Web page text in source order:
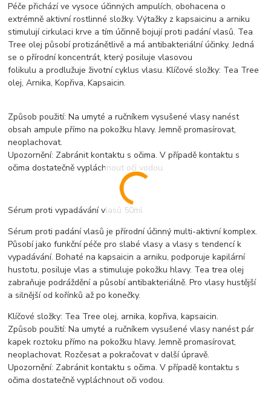
Péče přichází ve vysoce účinných ampulích, obohacena o
extrémně aktivní rostlinné složky. Výtažky z kapsaicinu a arniku
stimulují cirkulaci krve a tím účinně bojují proti padání vlasů. Tea
Tree olej působí protizánětlivě a má antibakteriální účinky. Jedná
se o přírodní koncentrát, který posiluje vlasovou
folikulu a prodlužuje životní cyklus vlasu. Klíčové složky: Tea Tree
olej, Arnika, Kopřiva, Kapsaicin.
Způsob použití: Na umyté a ručníkem vysušené vlasy nanést
obsah ampule přímo na pokožku hlavy. Jemně promasírovat,
neoplachovat.
Upozornění: Zabránit kontaktu s očima. V případě kontaktu s
očima dostatečně vypláchnout oči vodou.
Sérum proti vypadávání vlasů 50ml
Sérum proti padání vlasů je přírodní účinný multi-aktivní komplex.
Působí jako funkční péče pro slabé vlasy a vlasy s tendencí k
vypadávání. Bohaté na kapsaicin a arniku, podporuje kapilární
hustotu, posiluje vlas a stimuluje pokožku hlavy. Tea trea olej
zabraňuje podráždění a působí antibakteriálně. Pro vlasy hustější
a silnější od kořínků až po konečky.
Klíčové složky: Tea Tree olej, arnika, kopřiva, kapsaicin.
Způsob použití: Na umyté a ručníkem vysušené vlasy nanést pár
kapek roztoku přímo na pokožku hlavy. Jemně promasírovat,
neoplachovat. Rozčesat a pokračovat v další úpravě.
Upozornění: Zabránit kontaktu s očima. V případě kontaktu s
očima dostatečně vypláchnout oči vodou.